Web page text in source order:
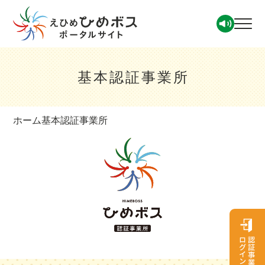
基本認証事業所
ホーム基本認証事業所